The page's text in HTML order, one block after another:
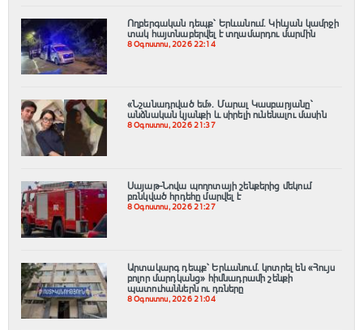
Ողբերգական դեպք՝ Երևանում․ Կիևյան կամրջի
տակ հայտնաբերվել է տղամարդու մարմին
8 Օգոստոս, 2026 22:14
«Նշանադրված եմ». Մարալ Կասբարյանը՝
անձնական կյանքի և սիրելի ունենալու մասին
8 Օգոստոս, 2026 21:37
Սայաթ-Նովա պողոտայի շենքերից մեկում
բռնկված հրդեհը մարվել է
8 Օգոստոս, 2026 21:27
Արտակարգ դեպք՝ Երևանում․ կոտրել են «Հույս
բոլոր մարդկանց» հիմնադրամի շենքի
պատուհաններն ու դռները
8 Օգոստոս, 2026 21:04